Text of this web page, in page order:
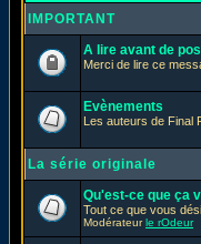
IMPORTANT
A lire avant de
Merci de lire ce
Evènements
Les auteurs de Final
La série originale
Qu'est-ce que ça
Tout ce que vous
Modérateurle rOdeur